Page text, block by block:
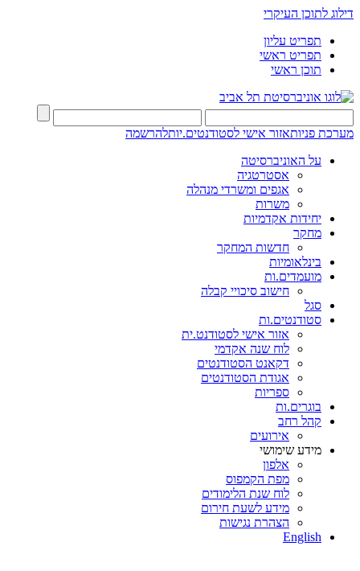
דילוג לתוכן העיקרי
תפריט עליון
תפריט ראשי
תוכן ראשי
מערכת פניותאזור אישי לסטודנטים.יותלהרשמה
על האוניברסיטה
אסטרטגיה
אגפים ומשרדי מנהלה
משרות
יחידות אקדמיות
מחקר
חדשות המחקר
בינלאומיות
מועמדים.ות
חישוב סיכויי קבלה
סגל
סטודנטים.ות
אזור אישי לסטודנט.ית
לוח שנה אקדמי
דקאנט הסטודנטים
אגודת הסטודנטים
ספריות
בוגרים.ות
קהל רחב
אירועים
מידע שימושי
אלפון
מפת הקמפוס
לוח שנת הלימודים
מידע לשעת חירום
הצהרת נגישות
English